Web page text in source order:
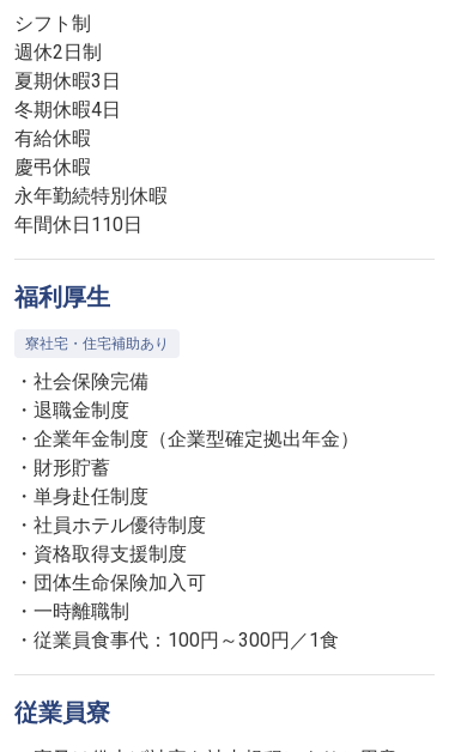
シフト制
週休2日制
夏期休暇3日
冬期休暇4日
有給休暇
慶弔休暇
永年勤続特別休暇
年間休日110日
福利厚生
寮社宅・住宅補助あり
・社会保険完備
・退職金制度
・企業年金制度（企業型確定拠出年金）
・財形貯蓄
・単身赴任制度
・社員ホテル優待制度
・資格取得支援制度
・団体生命保険加入可
・一時離職制
・従業員食事代：100円～300円／1食
従業員寮